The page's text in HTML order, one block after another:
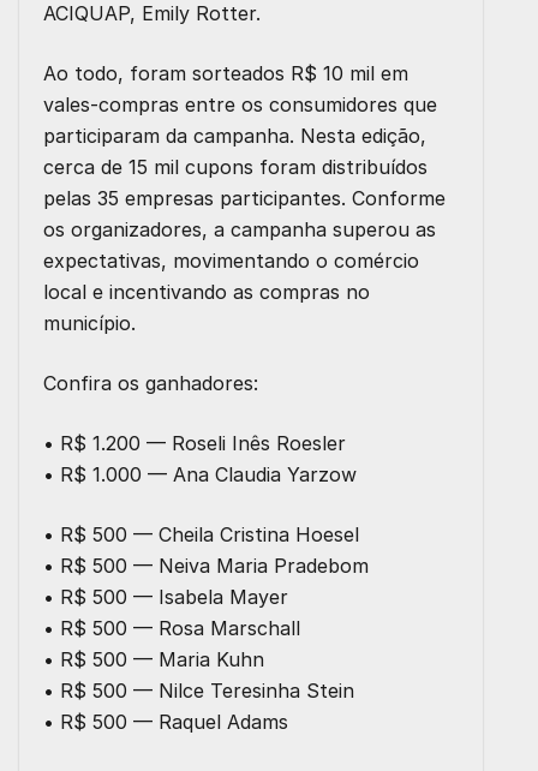
ACIQUAP, Emily Rotter.
Ao todo, foram sorteados R$ 10 mil em
vales-compras entre os consumidores que
participaram da campanha. Nesta edição,
cerca de 15 mil cupons foram distribuídos
pelas 35 empresas participantes. Conforme
os organizadores, a campanha superou as
expectativas, movimentando o comércio
local e incentivando as compras no
município.
Confira os ganhadores:
• R$ 1.200 — Roseli Inês Roesler
• R$ 1.000 — Ana Claudia Yarzow
• R$ 500 — Cheila Cristina Hoesel
• R$ 500 — Neiva Maria Pradebom
• R$ 500 — Isabela Mayer
• R$ 500 — Rosa Marschall
• R$ 500 — Maria Kuhn
• R$ 500 — Nilce Teresinha Stein
• R$ 500 — Raquel Adams